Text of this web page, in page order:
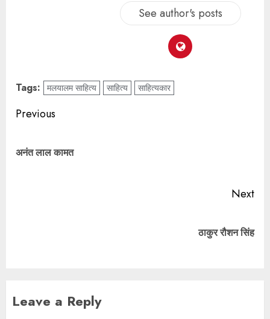
See author's posts
Tags: मलयालम साहित्य साहित्य साहित्यकार
Previous
अनंत लाल कामत
Next
ठाकुर रौशन सिंह
Leave a Reply